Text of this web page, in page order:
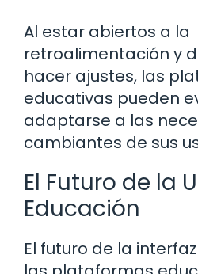
Al estar abiertos a la
retroalimentación y
hacer ajustes, las
educativas pueden
adaptarse a las
cambiantes de sus
El Futuro de la
Educación
El futuro de la